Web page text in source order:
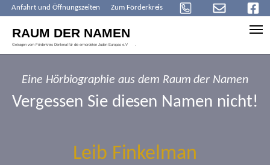
Anfahrt und Öffnungszeiten Zum Förderkreis
Eine Hörbiographie aus dem Raum der Namen
Vergessen Sie diesen Namen nicht!
Leib Finkelman